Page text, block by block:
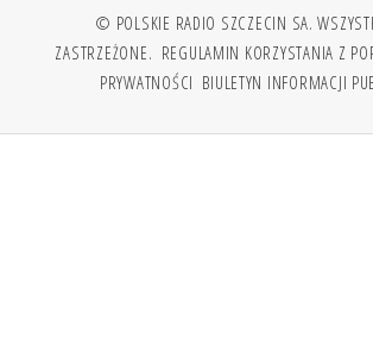
© POLSKIE RADIO SZCZECIN SA.
ZASTRZEŻONE. REGULAMIN KORZYSTANIA Z
PRYWATNOŚCI BIULETYN INFORMACJI